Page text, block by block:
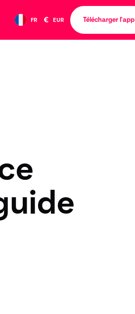
FR € EUR Télécharger l'app